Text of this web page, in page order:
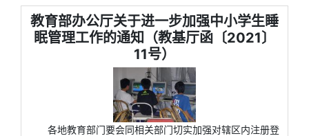
教育部办公厅关于进一步加强中小学生睡
眠管理工作的通知（教基厅函〔2021〕
11号）
各地教育部门要会同相关部门切实加强对辖区内注册登